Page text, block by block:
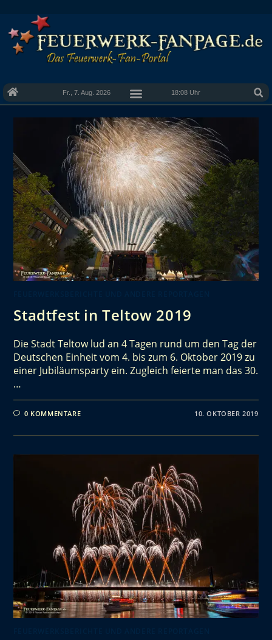
Fr., 7. Aug. 2026 18:08 Uhr
Stadtfest in Teltow 2019
Die Stadt Teltow lud an 4 Tagen rund um den Tag der
Deutschen Einheit vom 4. bis zum 6. Oktober 2019 zu
einer Jubiläumsparty ein. Zugleich feierte man das 30.
…
0 KOMMENTARE 10. OKTOBER 2019